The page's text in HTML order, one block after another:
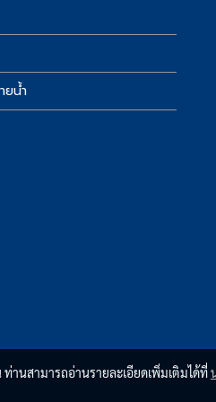
ยน้ำ
านสามารถอ่านรายละเอียดเพิ่มเติมได้ที่